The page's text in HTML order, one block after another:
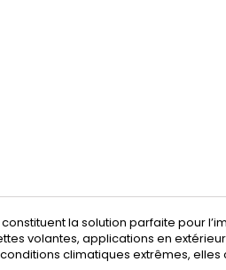
la solution parfaite pour
volantes, applications en
climatiques extrêmes,